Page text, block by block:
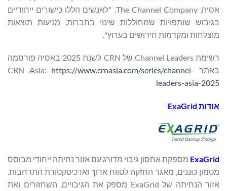
אסיה, The Channel Company. "לאנשים הללו כישורים ייחודיים
בגיבוש שותפויות שמחוללות שינוי בחברות, מניעות תוצאות
מוצלחות ומקדמות חידושים בערוץ".
רשימת Channel Leaders של CRN לשנת 2025 באסיה פורסמה
באתר CRN Asia: https://www.crnasia.com/series/channel-
leaders-asia-2025
אודות ExaGrid
ExaGrid מספקת אחסון גיבוי מדורג עם אזור נחיתה ייחודי מבוסס
מטמון כוננים, מאגר החזקה לטווח ארוך וארכיטקטורת התרחבות.
אזור הנחיתה של ExaGrid מספק את הגיבויים, השחזורים ואת